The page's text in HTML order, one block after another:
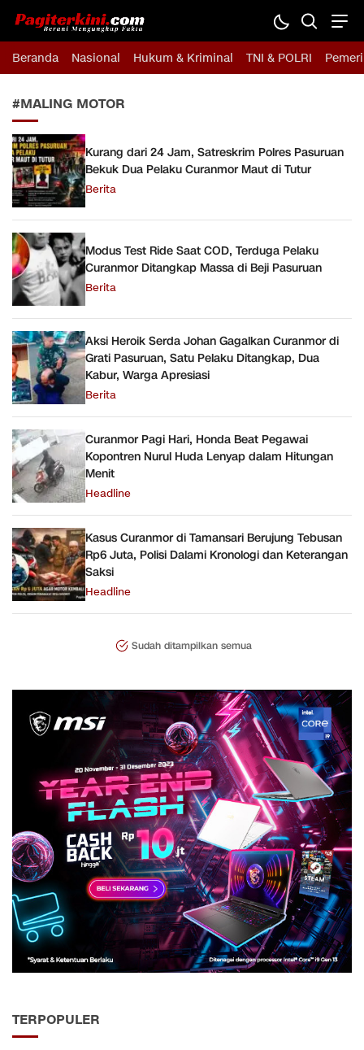
Pagiterkini.com
Berani Mengungkap Fakta
Beranda Nasional Hukum & Kriminal TNI & POLRI
#MALING MOTOR
Kurang dari 24 Jam, Satreskrim Polres Pasuruan
Bekuk Dua Pelaku Curanmor Maut di Tutur
Berita
Modus Test Ride Saat COD, Terduga Pelaku
Curanmor Ditangkap Massa di Beji Pasuruan
Berita
Aksi Heroik Serda Johan Gagalkan Curanmor di
Grati Pasuruan, Satu Pelaku Ditangkap, Dua
Kabur, Warga Apresiasi
Berita
Curanmor Pagi Hari, Honda Beat Pegawai
Kopontren Nurul Huda Lenyap dalam Hitungan
Menit
Headline
Kasus Curanmor di Tamansari Berujung Tebusan
Rp6 Juta, Polisi Dalami Kronologi dan Keterangan
Saksi
Headline
Sudah ditampilkan semua
TERPOPULER